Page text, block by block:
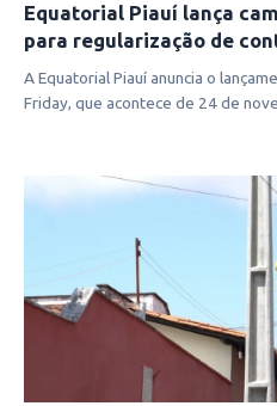
Equatorial Piauí lança
para regularização de
A Equatorial Piauí anuncia o
Friday, que acontece de 24 de